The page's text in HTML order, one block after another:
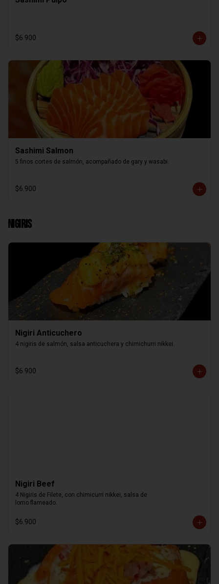
$6.900
Sashimi Salmon
5 finos cortes de salmón, acompañado de gary y wasabi.
$6.900
Nigiris
Nigiri Anticuchero
4 nigiris de salmón, salsa anticuchera y chimichurri nikkei.
$6.900
Nigiri Beef
4 Nigiris de Filete, con chimicurri nikkei, salsa de
lomo flameado.
$6.900